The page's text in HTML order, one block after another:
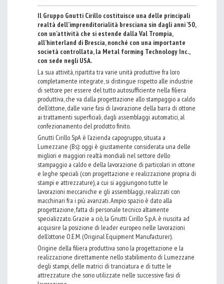
Il Gruppo Gnutti Cirillo costituisce una delle principali
realtà dell’imprenditorialità bresciana sin dagli anni ’50,
con un’attività che si estende dalla Val Trompia,
all’hinterland di Brescia, nonché con una importante
società controllata, la Metal forming Technology Inc.,
con sede negli USA.
La sua attività, ripartita tra varie unità produttive fra loro
completamente integrate, si distingue rispetto alle industrie
di settore per essere del tutto autosufficiente nella filiera
produttiva, che va dalla progettazione allo stampaggio a caldo
dell’ottone, dalle varie fasi di lavorazione della barra di ottone
ai trattamenti superficiali, dagli assemblaggi automatici, al
confezionamento del prodotto finito.
Gnutti Cirillo SpA è l’azienda capogruppo, situata a
Lumezzane (Bs): oggi è giustamente considerata una delle
migliori e maggiori realtà mondiali nel settore dello
stampaggio a caldo e della lavorazione di particolari in ottone
e leghe speciali (con progettazione e realizzazione propria di
stampi e attrezzature), a cui si aggiungono tutte le
lavorazioni meccaniche e gli assemblaggi, realizzati con
macchinari fra i più avanzati. Ampio spazio è dato alla
progettazione, fatta di personale tecnico altamente
specializzato. Grazie a ciò, la Gnutti Cirillo S.p.A. è riuscita ad
acquisire la posizione di leader europeo nelle lavorazioni
dell’ottone O.E.M. (Original Equipment Manufacturer).
Origine della filiera produttiva sono la progettazione e la
realizzazione direttamente nello stabilimento di Lumezzane
degli stampi, delle matrici di tranciatura e di tutte le
attrezzature che sono utilizzate nelle successive fasi di